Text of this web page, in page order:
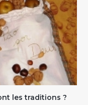
les traditions ?